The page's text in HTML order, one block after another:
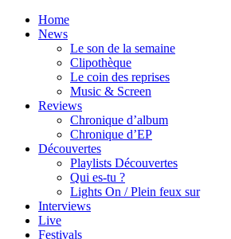
Home
News
Le son de la semaine
Clipothèque
Le coin des reprises
Music & Screen
Reviews
Chronique d’album
Chronique d’EP
Découvertes
Playlists Découvertes
Qui es-tu ?
Lights On / Plein feux sur
Interviews
Live
Festivals